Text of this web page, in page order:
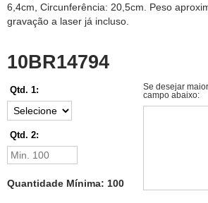
6,4cm, Circunferência: 20,5cm. Peso
gravação a laser já incluso.
10BR14794
Qtd. 1:
Qtd. 2:
Quantidade Mínima: 100
Se desejar
campo abaixo: